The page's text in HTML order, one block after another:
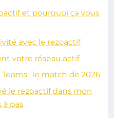
et pourquoi ça vous
avec le rezoactif
votre réseau actif
: le match de 2026
le rezoactif dans mon
à pas